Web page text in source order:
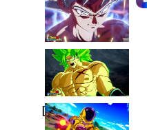
Description